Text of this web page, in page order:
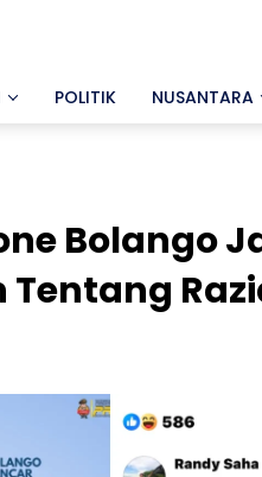
POLITIK NUSANTARA
Bolango